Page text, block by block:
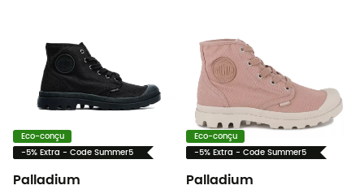
Eco-conçu
-5% Extra - Code Summer5
Palladium
Eco-conçu
-5% Extra - Code Summer5
Palladium